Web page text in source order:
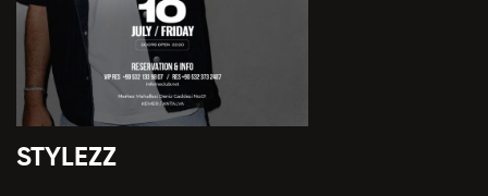
STYLEZZ
Adres *
Club Inferno'da Favori Kokteyliniz *
Club Inferno da Hangi Konseptte Bir Parti Düzenlemek